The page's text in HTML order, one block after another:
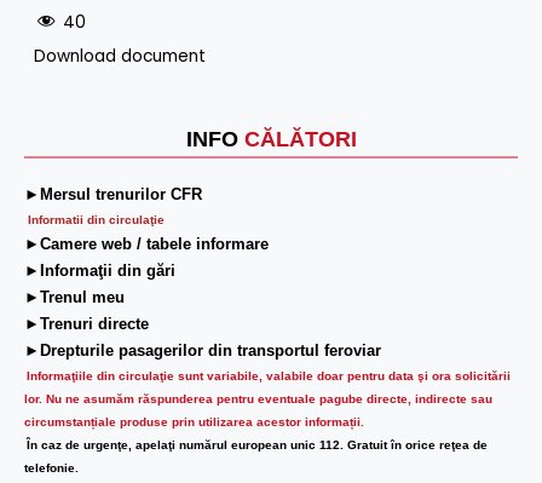
INFO CĂLĂTORI
►Mersul trenurilor CFR
Informatii din circulaţie
►Camere web / tabele informare
►Informaţii din gări
►Trenul meu
►Trenuri directe
►Drepturile pasagerilor din transportul feroviar
Informaţiile din circulaţie sunt variabile, valabile doar pentru data şi ora solicitării
lor. Nu ne asumăm răspunderea pentru eventuale pagube directe, indirecte sau
circumstanțiale produse prin utilizarea acestor informații.
În caz de urgenţe, apelaţi numărul european unic 112. Gratuit în orice reţea de
telefonie.
40
Download document